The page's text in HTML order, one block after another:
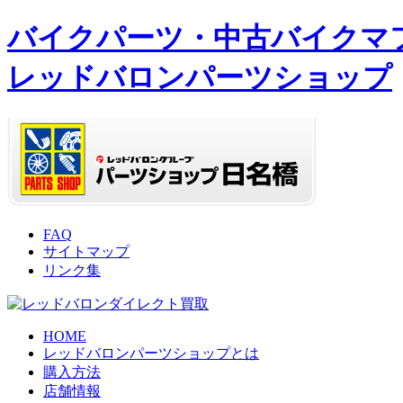
バイクパーツ・中古バイクマ
レッドバロンパーツショップ
FAQ
サイトマップ
リンク集
HOME
レッドバロンパーツショップとは
購入方法
店舗情報